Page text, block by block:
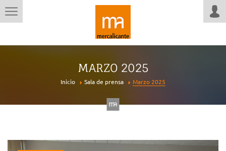
MARZO 2025
Inicio Sala de prensa Marzo 2025